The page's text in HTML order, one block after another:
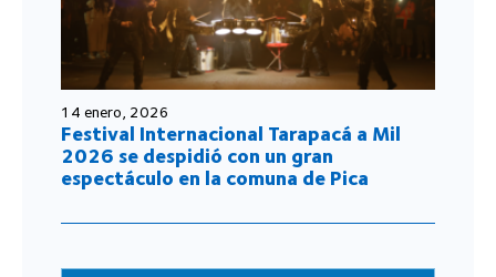
14 enero, 2026
Festival Internacional Tarapacá a Mil
2026 se despidió con un gran
espectáculo en la comuna de Pica